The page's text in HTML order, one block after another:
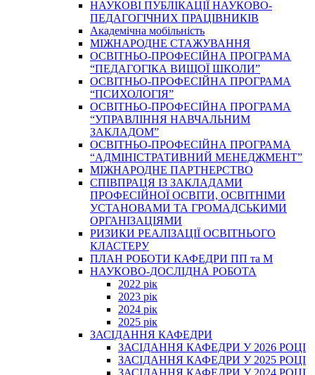
НАУКОВІ ПУБЛІКАЦІЇ НАУКОВО-
ПЕДАГОГІЧНИХ ПРАЦІВНИКІВ
Академічна мобільність
МІЖНАРОДНЕ СТАЖУВАННЯ
ОСВІТНЬО-ПРОФЕСІЙНА ПРОГРАМА
“ПЕДАГОГІКА ВИЩОЇ ШКОЛИ”
ОСВІТНЬО-ПРОФЕСІЙНА ПРОГРАМА
“ПСИХОЛОГІЯ”
ОСВІТНЬО-ПРОФЕСІЙНА ПРОГРАМА
“УПРАВЛІННЯ НАВЧАЛЬНИМ
ЗАКЛАДОМ”
ОСВІТНЬО-ПРОФЕСІЙНА ПРОГРАМА
“АДМІНІСТРАТИВНИЙ МЕНЕДЖМЕНТ”
МІЖНАРОДНЕ ПАРТНЕРСТВО
СПІВПРАЦЯ ІЗ ЗАКЛАДАМИ
ПРОФЕСІЙНОЇ ОСВІТИ, ОСВІТНІМИ
УСТАНОВАМИ ТА ГРОМАДСЬКИМИ
ОРГАНІЗАЦІЯМИ
РИЗИКИ РЕАЛІЗАЦІЇ ОСВІТНЬОГО
КЛАСТЕРУ
ПЛАН РОБОТИ КАФЕДРИ ПП та М
НАУКОВО-ДОСЛІДНА РОБОТА
2022 рік
2023 рік
2024 рік
2025 рік
ЗАСІДАННЯ КАФЕДРИ
ЗАСІДАННЯ КАФЕДРИ У 2026 РОЦІ
ЗАСІДАННЯ КАФЕДРИ У 2025 РОЦІ
ЗАСІДАННЯ КАФЕДРИ У 2024 РОЦІ